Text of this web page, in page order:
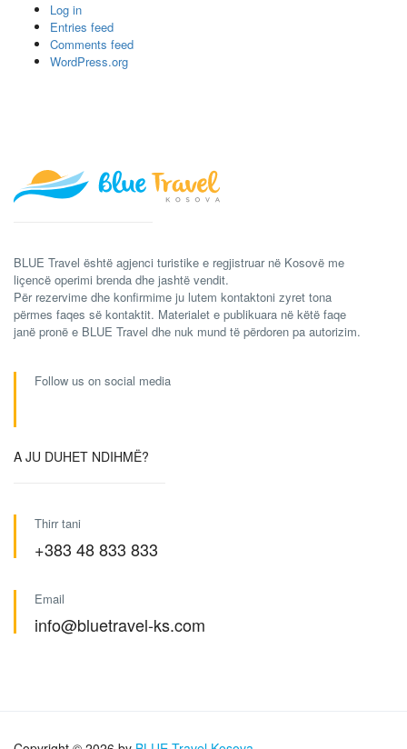
Log in
Entries feed
Comments feed
WordPress.org
BLUE Travel është agjenci turistike e regjistruar në Kosovë me
liçencë operimi brenda dhe jashtë vendit.
Për rezervime dhe konfirmime ju lutem kontaktoni zyret tona
përmes faqes së kontaktit. Materialet e publikuara në këtë faqe
janë pronë e BLUE Travel dhe nuk mund të përdoren pa autorizim.
Follow us on social media
A JU DUHET NDIHMË?
Thirr tani
+383 48 833 833
Email
info@bluetravel-ks.com